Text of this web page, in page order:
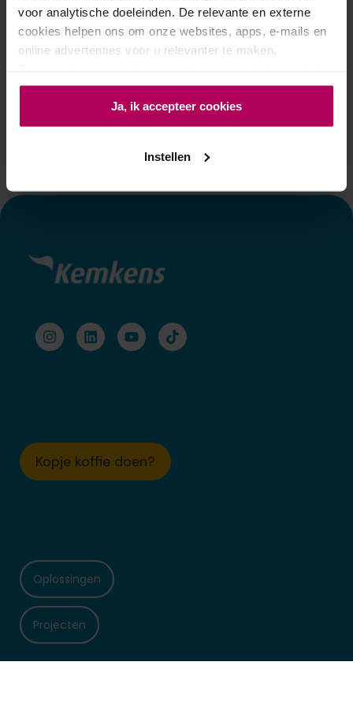
voor analytische doeleinden. De relevante en externe
cookies helpen ons om onze websites, apps, e-mails en
online advertenties voor u relevanter te maken.
kunt delen via social media en u relevante advertenties te
zien krijgt op andere websites. Door op 'Ja, ik accepteer
cookies' te drukken, geeft u aan dat u akkoord bent met
informatie op de websites vanE.ON groep
Ja, ik accepteer cookies
Instellen
Oplossingen
Projecten
Kopje koffie doen?